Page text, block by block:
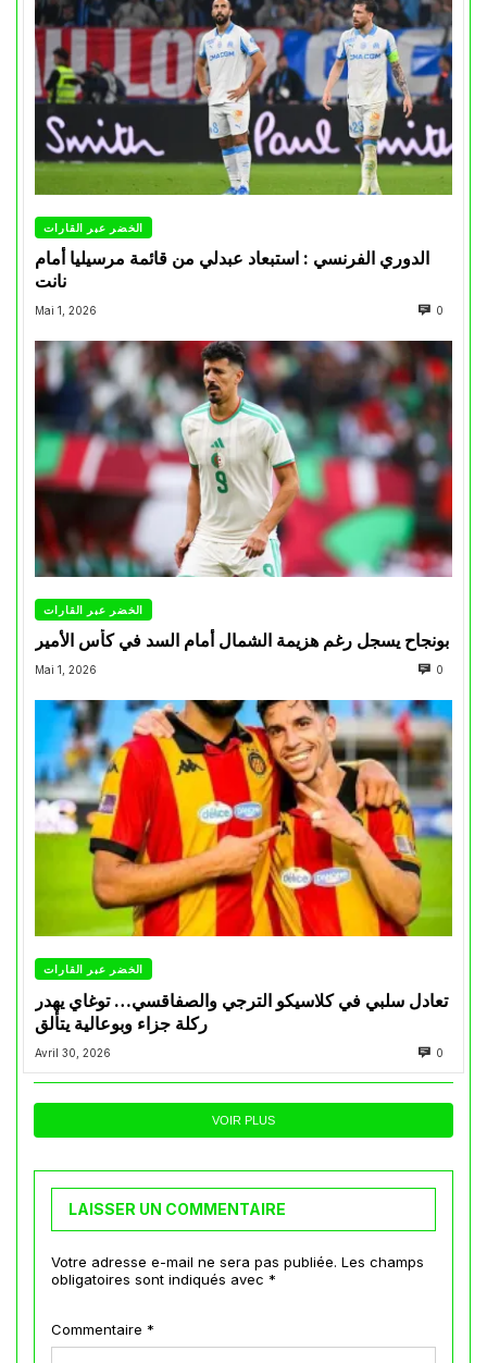
الخضر عبر القارات
الدوري الفرنسي : استبعاد عبدلي من قائمة مرسيليا أمام
نانت
Mai 1, 2026 0
الخضر عبر القارات
بونجاح يسجل رغم هزيمة الشمال أمام السد في كأس الأمير
Mai 1, 2026 0
الخضر عبر القارات
تعادل سلبي في كلاسيكو الترجي والصفاقسي… توغاي يهدر
ركلة جزاء وبوعالية يتألق
Avril 30, 2026 0
VOIR PLUS
LAISSER UN COMMENTAIRE
Votre adresse e-mail ne sera pas publiée. Les champs
obligatoires sont indiqués avec *
Commentaire *